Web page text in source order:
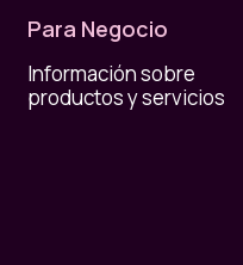
Para Negocio
Información sobre
productos y servicios